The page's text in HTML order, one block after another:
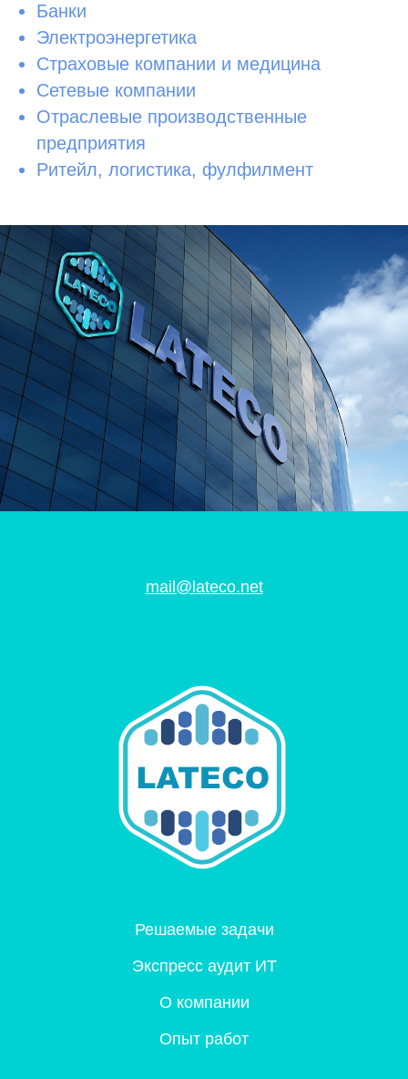
Банки
Электроэнергетика
Страховые компании и медицина
Сетевые компании
Отраслевые производственные
предприятия
Ритейл, логистика, фулфилмент
mail@lateco.net
Экспресс аудит ИТ
О компании
Решаемые задачи
Опыт работ